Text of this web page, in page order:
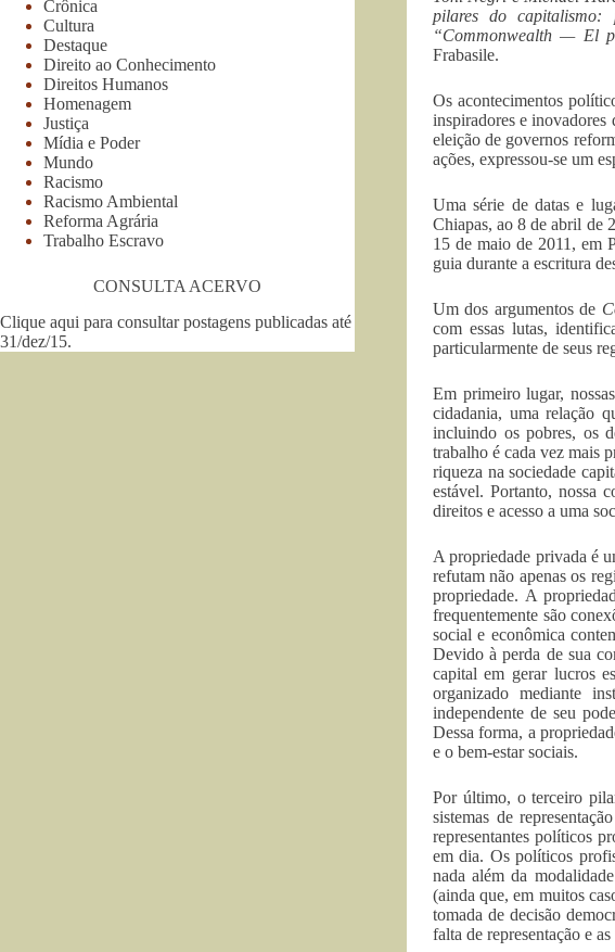
pilares do capitalismo:
“Commonwealth — El
Frabasile.
Os acontecimentos
inspiradores e inovadores
eleição de governos
ações, expressou-se um
Uma série de datas e
Chiapas, ao 8 de abril de
15 de maio de 2011, em
guia durante a escritura
Um dos argumentos de
com essas lutas,
particularmente de seus
Em primeiro lugar,
cidadania, uma relação
incluindo os pobres, os
trabalho é cada vez mais
riqueza na sociedade
estável. Portanto, nossa
direitos e acesso a uma
A propriedade privada é
refutam não apenas os
propriedade. A
frequentemente são
social e econômica
Devido à perda de sua
capital em gerar lucros
organizado mediante
independente de seu
Dessa forma, a
e o bem-estar sociais.
Por último, o terceiro
sistemas de
representantes políticos
em dia. Os políticos
nada além da
(ainda que, em muitos
tomada de decisão
falta de representação e
Crônica
Cultura
Destaque
Direito ao Conhecimento
Direitos Humanos
Homenagem
Justiça
Mídia e Poder
Mundo
Racismo
Racismo Ambiental
Reforma Agrária
Trabalho Escravo
CONSULTA ACERVO
Clique aqui para consultar postagens publicadas até
31/dez/15.